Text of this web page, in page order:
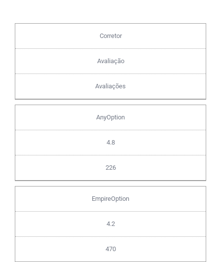
Corretor
Avaliação
Avaliações
AnyOption
4.8
226
EmpireOption
4.2
470